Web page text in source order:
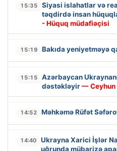
15:35
Siyasi islahatlar və
təqdirdə insan
- Hüquq müdafiəçisi
15:19 Bakıda yeniyetməyə
15:15
Azərbaycan
dəstəkləyir— Ceyhun
14:52 Məhkəmə Rüfət
14:40
Ukrayna Xarici İşlər
uğrunda mübarizə